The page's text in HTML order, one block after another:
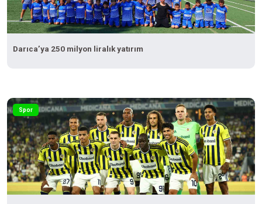
Darıca’ya 250 milyon liralık yatırım
Spor